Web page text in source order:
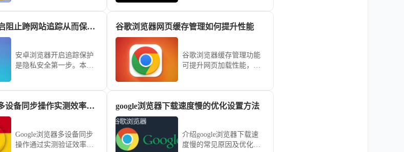
畅高效的网页浏览体验。
安卓浏览器开启阻止跨网站追踪从而保护手机上网隐私安全
安卓浏览器开启追踪保护
是隐私安全第一步。本文
踪进行不必要的记录与追
谷歌浏览器网页缓存管理如何提升性能
谷歌浏览器缓存管理功能
可提升网页加载性能，教
Google浏览器多设备同步操作实测效率如何
Google浏览器多设备同步
操作通过实测验证效率，
google浏览器下载速度慢的优化设置方法
介绍google浏览器下载速
度慢的常见原因及优化设